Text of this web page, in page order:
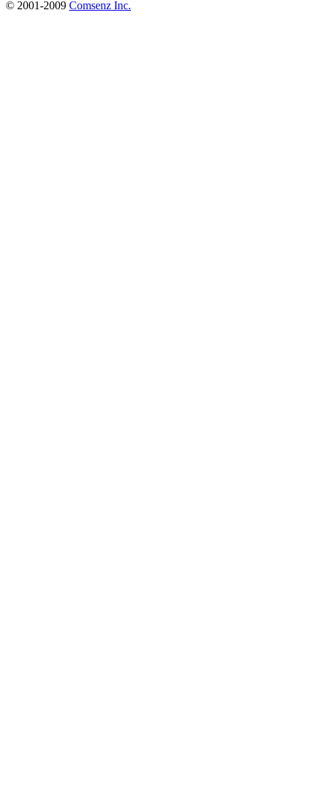
© 2001-2009 Comsenz Inc.